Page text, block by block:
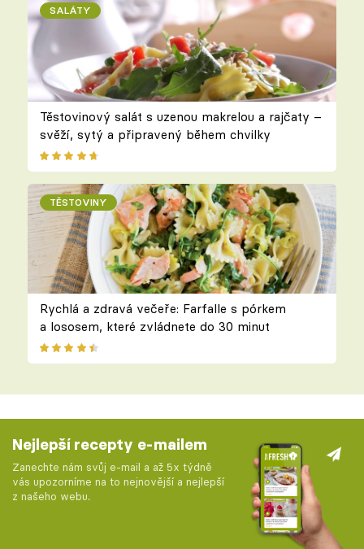
SALÁTY
Těstovinový salát s uzenou makrelou a rajčaty –
svěží, sytý a připravený během chvilky
TĚSTOVINY
Rychlá a zdravá večeře: Farfalle s pórkem
a lososem, které zvládnete do 30 minut
Nejlepší recepty e-mailem
Zanechte nám svůj e-mail a až 5x týdně
vás upozorníme na to nejnovější a nejlepší
z našeho webu.